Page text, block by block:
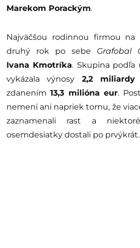
Marekom Porackým.
Najväčšou rodinnou firmou na
druhý rok po sebe Grafobal
Ivana Kmotríka. Skupina podľa
vykázala výnosy 2,2 miliardy
zdanením13,3 milióna eur.
nemení ani napriek tomu, že
zaznamenali rast a
osemdesiatky dostali po prvýkrát.